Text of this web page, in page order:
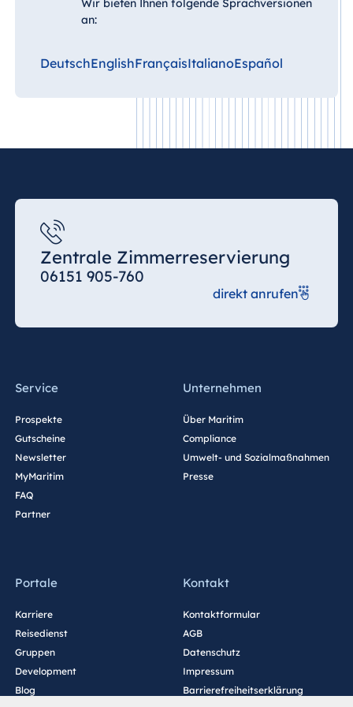
Buchbar nur in Verbindung mit einer
Verwöhnbehandlung und/oder Verwöhn-
Schwimmbad-, Sauna- und Fitnessbereich
Verwöhnbehandlung und/oder Verwöhn-
Ritual.
Wir bieten Ihnen folgende Sprachversionen
an:
DeutschEnglishFrançaisItalianoEspañol
Zentrale Zimmerreservierung
06151 905-760
direkt anrufen
Service
Prospekte
Gutscheine
Newsletter
MyMaritim
FAQ
Partner
Unternehmen
Über Maritim
Compliance
Umwelt- und Sozialmaßnahmen
Presse
Portale
Karriere
Reisedienst
Gruppen
Development
Blog
Kontakt
Kontaktformular
AGB
Datenschutz
Impressum
Barrierefreiheitserklärung